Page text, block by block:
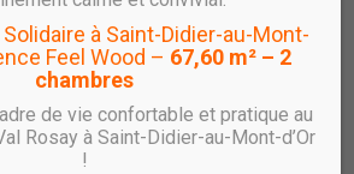
de ces enquêtes avec mon avis
la remplir :c’est obligatoire avant le 19
octobre.
à Saint-Didier-au-Mont-
Feel Wood – 67,60 m² – 2
chambres
de vie confortable et pratique au
Rosay à Saint-Didier-au-Mont-d’Or
!